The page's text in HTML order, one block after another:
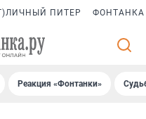
ПИТЕР ФОНТАНКА
Реакция «Фонтанки»